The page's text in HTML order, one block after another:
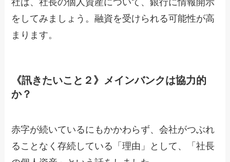
をしてみましょう。融資を受けられる可能性が高
まります。
《訊きたいこと２》メインバンクは協力的
か？
赤字が続いているにもかかわらず、会社がつぶれ
ることなく存続している「理由」として、「社長